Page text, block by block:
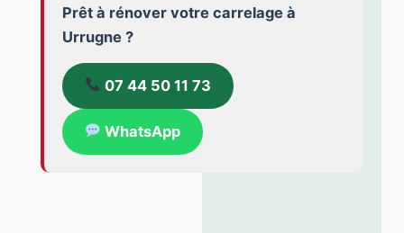
Prêt à rénover votre carrelageà
Urrugne ?
07 44 50 11 73
WhatsApp